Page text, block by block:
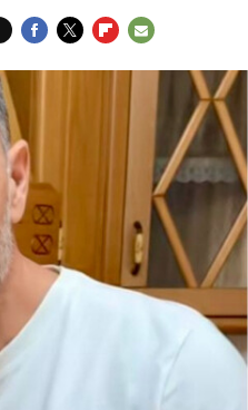
MAIL